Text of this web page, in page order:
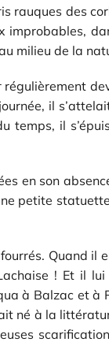
rauques des
improbables,
milieu de la
régulièrement
il
temps, il
en son
petite
Quand il
! Et il
à Balzac et à
né à la